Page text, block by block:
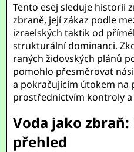
Tento esej sleduje historii
zbraně, její zákaz podle
izraelských taktik od
strukturální dominanci.
raných židovských plánů
pomohlo přesměrovat
a pokračujícím útokem na
prostřednictvím kontroly a
Voda jako
přehled